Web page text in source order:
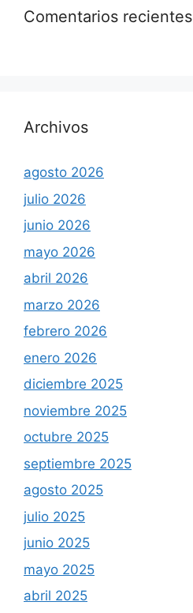
Comentarios recientes
Archivos
agosto 2026
julio 2026
junio 2026
mayo 2026
abril 2026
marzo 2026
febrero 2026
enero 2026
diciembre 2025
noviembre 2025
octubre 2025
septiembre 2025
agosto 2025
julio 2025
junio 2025
mayo 2025
abril 2025